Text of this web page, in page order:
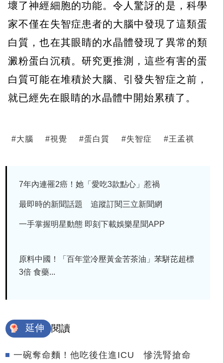
壞了神經細胞的功能。令人驚訝的是，科學
家不僅在失智症患者的大腦中發現了這類蛋
白質，也在其眼睛的水晶體發現了異常的類
澱粉蛋白沉積。研究更推測，這些有害的蛋
白質可能在堆積於大腦、引發失智症之前，
就已經先在眼睛的水晶體中開始累積了。
#大腦 #視覺 #蛋白質 #失智症 #王孟祺
7年內連罹2癌！她「愛吃3款點心」惹禍
最即時的新聞話題 追蹤訂閱三立新聞網
一手掌握明星動態 即刻下載娛樂星聞APP
原料中國！「百年堂冷壓黃金苦茶油」苯駢芘超標
3倍 食藥...
延伸 閱讀
一碗奪命麵！他吃後住進ICU 慘洗腎搶命